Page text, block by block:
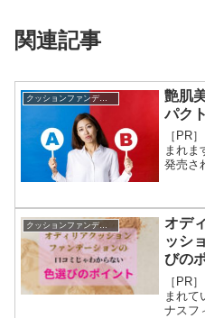
関連記事
クッションファンデーション
艶肌
パク
［PR
まれま
発売さ
ッショ
して【
クッションファンデーション
オデ
ッシ
びの
［PR
まれて
ナスフ